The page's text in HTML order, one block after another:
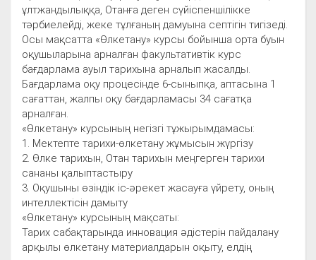
ұлтжандылыққа, Отанға деген сүйіспеншілікке
тәрбиелейді, жеке тұлғаның дамуына септігін тигізеді.
Осы мақсатта «Өлкетану» курсы бойынша орта буын
оқушыларына арналған факультативтік курс
бағдарлама ауыл тарихына арналып жасалды.
Бағдарлама оқу процесінде 6-сыныпқа, аптасына 1
сағаттан, жалпы оқу бағдарламасы 34 сағатқа
арналған.
«Өлкетану» курсының негізгі тұжырымдамасы:
1. Мектепте тарихи-өлкетану жұмысын жүргізу
2. Өлке тарихын, Отан тарихын меңгерген тарихи
сананы қалыптастыру
3. Оқушыны өзіндік іс-әрекет жасауға үйрету, оның
интеллектісін дамыту
«Өлкетану» курсының мақсаты:
Тарих сабақтарында инновация әдістерін пайдалану
арқылы өлкетану материалдарын оқыту, елдің